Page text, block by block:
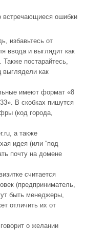
встречающиеся ошибки
избавьтесь от
ввода и выглядит как
постарайтесь,
выглядели как
имеют формат «8
В скобках пишутся
(код города,
а также
идея (или “под
почту на домене
считается
(предприниматель,
быть менеджеры,
отличить их от
о желании